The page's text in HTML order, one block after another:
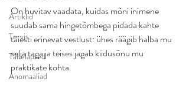
Artiklid
Tervis
Tähelapsed
Anomaaliad
On huvitav vaadata, kuidas mõni inimene
suudab sama hingetõmbega pidada kahte
täiesti erinevat vestlust: ühes räägib halba mu
selja taga ja teises jagab kiidusõnu mu
praktikate kohta.